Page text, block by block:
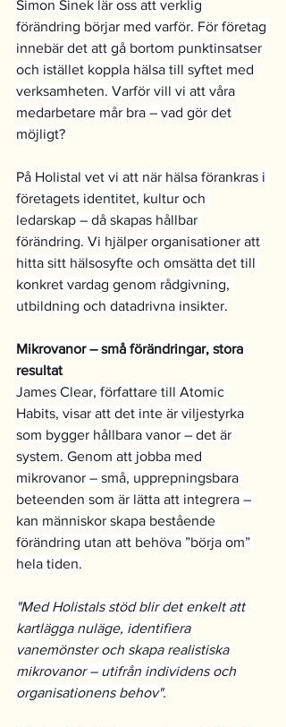
Simon Sinek lär oss att verklig
förändring börjar med varför. För företag
innebär det att gå bortom punktinsatser
och istället koppla hälsa till syftet med
verksamheten. Varför vill vi att våra
medarbetare mår bra – vad gör det
möjligt?
På Holistal vet vi att när hälsa förankras i
företagets identitet, kultur och
ledarskap – då skapas hållbar
förändring. Vi hjälper organisationer att
hitta sitt hälsosyfte och omsätta det till
konkret vardag genom rådgivning,
utbildning och datadrivna insikter.
Mikrovanor – små förändringar, stora
resultat
James Clear, författare till Atomic
Habits, visar att det inte är viljestyrka
som bygger hållbara vanor – det är
system. Genom att jobba med
mikrovanor – små, upprepningsbara
beteenden som är lätta att integrera –
kan människor skapa bestående
förändring utan att behöva ”börja om”
hela tiden.
"Med Holistals stöd blir det enkelt att
kartlägga nuläge, identifiera
vanemönster och skapa realistiska
mikrovanor – utifrån individens och
organisationens behov".